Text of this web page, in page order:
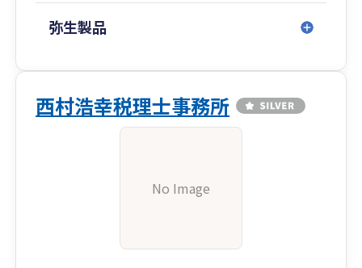
弥生製品
西村浩幸税理士事務所
No Image